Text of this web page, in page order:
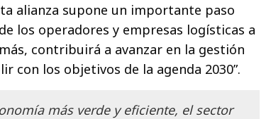
alianza supone un importante paso
los operadores y empresas logísticas a
contribuirá a avanzar en la gestión
con los objetivos de la agenda 2030”.
más verde y eficiente, el sector